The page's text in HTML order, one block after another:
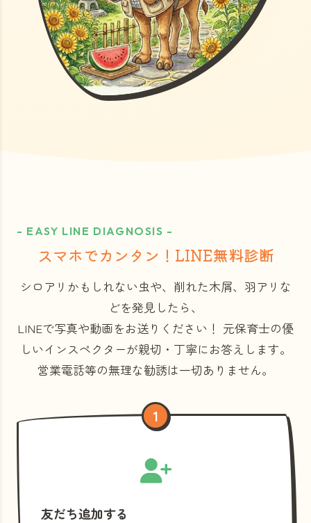
- EASY LINE DIAGNOSIS -
スマホでカンタン！LINE無料診断
シロアリかもしれない虫や、削れた木屑、羽アリな
どを発見したら、
LINEで写真や動画をお送りください！ 元保育士の優
しいインスペクターが親切・丁寧にお答えします。
営業電話等の無理な勧誘は一切ありません。
1
友だち追加する